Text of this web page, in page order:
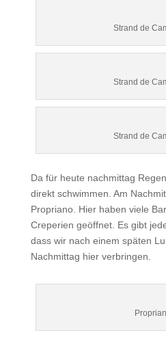
Strand de
Strand de
Strand de
Da für heute nachmittag
direkt schwimmen. Am
Propriano. Hier haben viele
Creperien geöffnet. Es gibt
dass wir nach einem späten
Nachmittag hier verbringen.